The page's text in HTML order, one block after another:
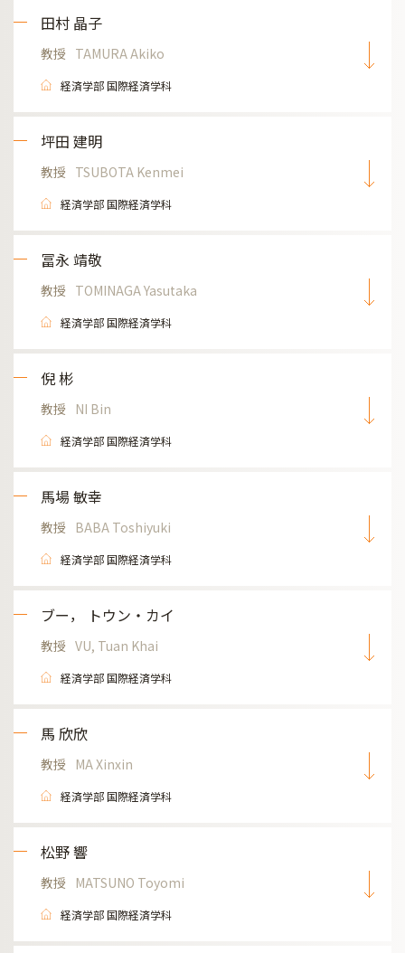
田村 晶子
教授 TAMURA Akiko
経済学部 国際経済学科
坪田 建明
教授 TSUBOTA Kenmei
経済学部 国際経済学科
冨永 靖敬
教授 TOMINAGA Yasutaka
経済学部 国際経済学科
倪 彬
教授 NI Bin
経済学部 国際経済学科
馬場 敏幸
教授 BABA Toshiyuki
経済学部 国際経済学科
ブー， トウン・カイ
教授 VU, Tuan Khai
経済学部 国際経済学科
馬 欣欣
教授 MA Xinxin
経済学部 国際経済学科
松野 響
教授 MATSUNO Toyomi
経済学部 国際経済学科